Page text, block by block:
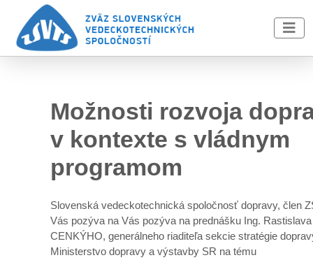
Skip to main content
Možnosti rozvoja
v kontexte s vládnym
programom
Slovenská vedeckotechnická spoločnosť dopravy, člen
Vás pozýva na Vás pozýva na prednášku Ing.
CENKÝHO, generálneho riaditeľa sekcie stratégie
Ministerstvo dopravy a výstavby SR na tému